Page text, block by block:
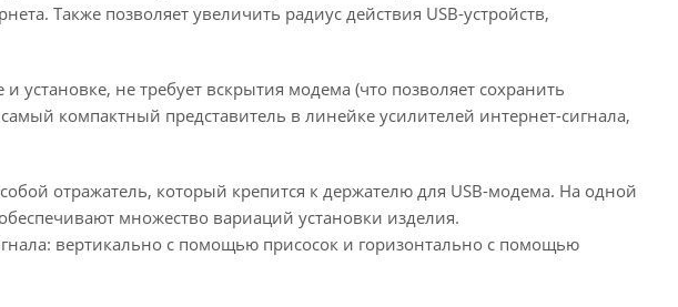
Также позволяет увеличить радиус действия USB-устройств,
установке, не требует вскрытия модема (что позволяет сохранить
компактный представитель в линейке усилителей интернет-сигнала,
отражатель, который крепится к держателю для USB-модема. На одной
множество вариаций установки изделия.
вертикально с помощью присосок и горизонтально с помощью